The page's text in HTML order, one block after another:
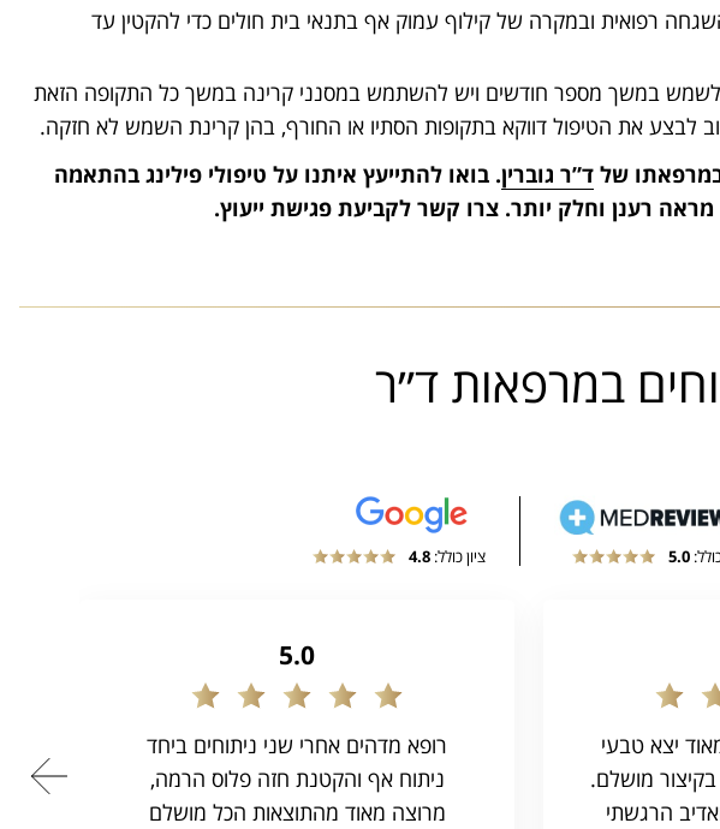
רפואית ובמקרה של קילוף עמוק אף בתנאי בית חולים כדי להקטין עד
לשמש במשך מספר חודשים ויש להשתמש במסנני קרינה במשך כל התקופה הזאת
לבצע את הטיפול דווקא בתקופות הסתיו או החורף, בהן קרינת השמש לא חזקה.
במרפאתו של ד”ר גוברין. בואו להתייעץ איתנו על טיפולי פילינג בהתאמה
רענן וחלק יותר. צרו קשר לקביעת פגישת ייעוץ.
במרפאות ד״ר
5.0 ציון כולל: 4.8
יצא טבעי
מושלם.
הרגשתי
5.0
רופא מדהים אחרי שני ניתוחים ביחד
ניתוח אף והקטנת חזה פלוס הרמה,
מרוצה מאוד מהתוצאות הכל מושלם